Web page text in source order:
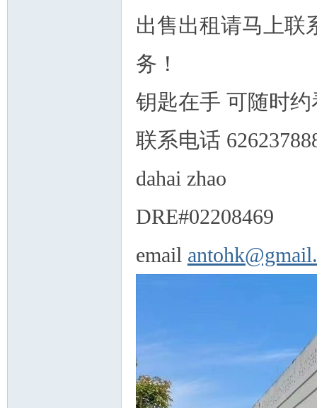
出售出租请马上联
务！
钥匙在手 可随时约
联系电话
dahai zhao
DRE#02208469
email